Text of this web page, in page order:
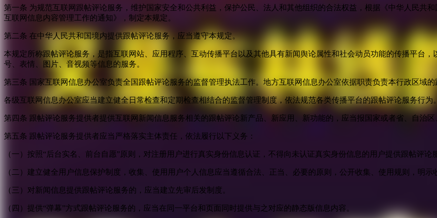
第一条 为规范互联网跟帖评论服务，维护国家安全和公共利益，保护公民、法人和其他组织的合法权益，根据《中华人民共
互联网信息内容管理工作的通知》，制定本规定。
第二条 在中华人民共和国境内提供跟帖评论服务，应当遵守本规定。
本规定所称跟帖评论服务，是指互联网站、应用程序、互动传播平台以及其他具有新闻舆论属性和社会动员功能的传播平台
号、表情、图片、音视频等信息的服务。
第三条 国家互联网信息办公室负责全国跟帖评论服务的监督管理执法工作。地方互联网信息办公室依据职责负责本行政区域
各级互联网信息办公室应当建立健全日常检查和定期检查相结合的监督管理制度，依法规范各类传播平台的跟帖评论服务行为
第四条 跟帖评论服务提供者提供互联网新闻信息服务相关的跟帖评论新产品、新应用、新功能的，应当报国家或者省、自治
第五条 跟帖评论服务提供者应当严格落实主体责任，依法履行以下义务：
（一）按照“后台实名、前台自愿”原则，对注册用户进行真实身份信息认证，不得向未认证真实身份信息的用户提供跟帖评论
（二）建立健全用户信息保护制度，收集、使用用户个人信息应当遵循合法、正当、必要的原则，公开收集、使用规则，明
（三）对新闻信息提供跟帖评论服务的，应当建立先审后发制度。
（四）提供“弹幕”方式跟帖评论服务的，应当在同一平台和页面同时提供与之对应的静态版信息内容。